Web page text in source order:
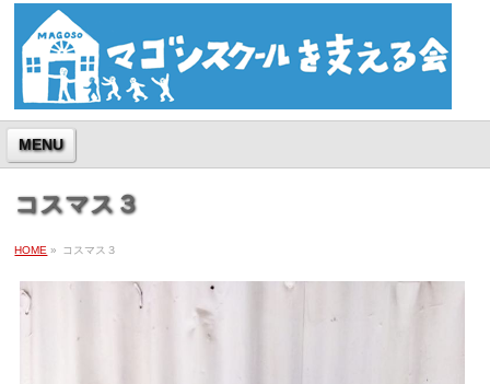
MENU
コスマス３
HOME » コスマス３